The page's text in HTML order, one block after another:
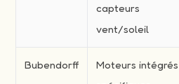
capteurs
vent/soleil
Bubendorff
Moteurs intégrés